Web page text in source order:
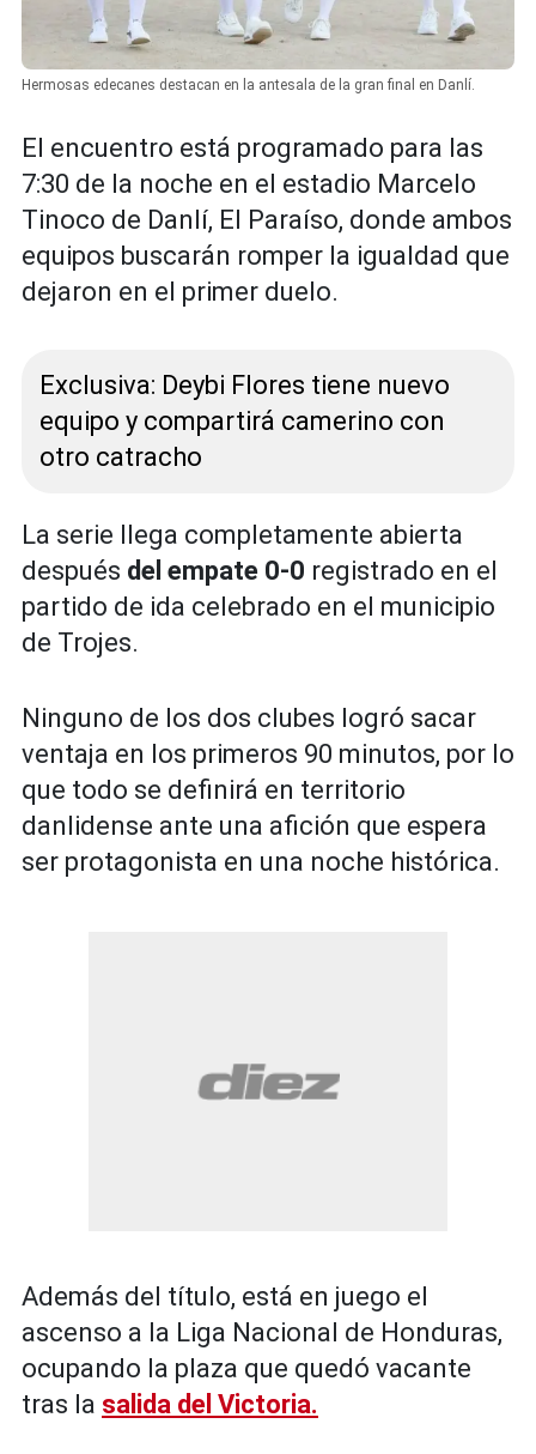
Hermosas edecanes destacan en la antesala de la gran final en Danlí.
El encuentro está programado para las
7:30 de la noche en el estadio Marcelo
Tinoco de Danlí, El Paraíso, donde ambos
equipos buscarán romper la igualdad que
dejaron en el primer duelo.
Exclusiva: Deybi Flores tiene nuevo
equipo y compartirá camerino con
otro catracho
La serie llega completamente abierta
después del empate 0-0 registrado en el
partido de ida celebrado en el municipio
de Trojes.
Ninguno de los dos clubes logró sacar
ventaja en los primeros 90 minutos, por lo
que todo se definirá en territorio
danlidense ante una afición que espera
ser protagonista en una noche histórica.
Además del título, está en juego el
ascenso a la Liga Nacional de Honduras,
ocupando la plaza que quedó vacante
tras la salida del Victoria.